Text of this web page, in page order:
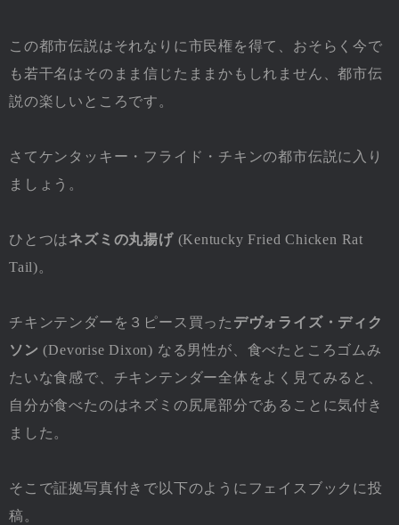
この都市伝説はそれなりに市民権を得て、おそらく今で
も若干名はそのまま信じたままかもしれません、都市伝
説の楽しいところです。
さてケンタッキー・フライド・チキンの都市伝説に入り
ましょう。
ひとつはネズミの丸揚げ(Kentucky Fried Chicken Rat
Tail)。
チキンテンダーを３ピース買った デヴォライズ・ディク
ソン (Devorise Dixon) なる男性が、食べたところゴムみ
たいな食感で、チキンテンダー全体をよく見てみると、
自分が食べたのはネズミの尻尾部分であることに気付き
ました。
そこで証拠写真付きで以下のようにフェイスブックに投
稿。